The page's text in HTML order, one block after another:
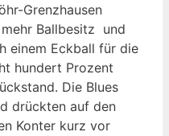
Grenzhausen
Ballbesitz und
einem Eckball für die
hundert Prozent
Die Blues
drückten auf den
Konter kurz vor